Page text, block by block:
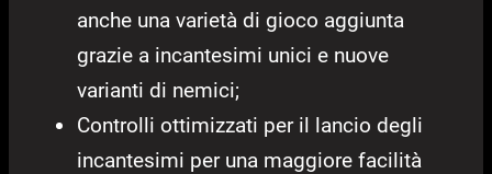
anche una varietà di gioco aggiunta
grazie a incantesimi unici e nuove
varianti di nemici;
Controlli ottimizzati per il lancio degli
incantesimi per una maggiore facilità